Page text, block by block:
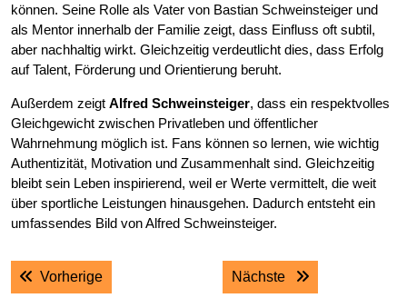
können. Seine Rolle als Vater von Bastian Schweinsteiger und
als Mentor innerhalb der Familie zeigt, dass Einfluss oft subtil,
aber nachhaltig wirkt. Gleichzeitig verdeutlicht dies, dass Erfolg
auf Talent, Förderung und Orientierung beruht.
Außerdem zeigt Alfred Schweinsteiger, dass ein respektvolles
Gleichgewicht zwischen Privatleben und öffentlicher
Wahrnehmung möglich ist. Fans können so lernen, wie wichtig
Authentizität, Motivation und Zusammenhalt sind. Gleichzeitig
bleibt sein Leben inspirierend, weil er Werte vermittelt, die weit
über sportliche Leistungen hinausgehen. Dadurch entsteht ein
umfassendes Bild von Alfred Schweinsteiger.
Post
navigation
VorherigePrevious post: Nächste Next post: